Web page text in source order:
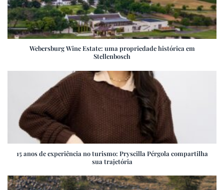
Webersburg Wine Estate: uma propriedade histórica em
Stellenbosch
15 anos de experiência no turismo: Pryscilla Pérgola compartilha
sua trajetória